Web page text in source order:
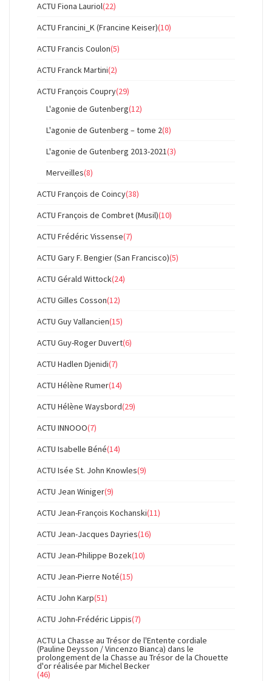
ACTU Fiona Lauriol(22)
ACTU Francini_K (Francine Keiser)(10)
ACTU Francis Coulon(5)
ACTU Franck Martini(2)
ACTU François Coupry(29)
L'agonie de Gutenberg(12)
L'agonie de Gutenberg – tome 2(8)
L'agonie de Gutenberg 2013-2021(3)
Merveilles(8)
ACTU François de Coincy(38)
ACTU François de Combret (Musil)(10)
ACTU Frédéric Vissense(7)
ACTU Gary F. Bengier (San Francisco)(5)
ACTU Gérald Wittock(24)
ACTU Gilles Cosson(12)
ACTU Guy Vallancien(15)
ACTU Guy-Roger Duvert(6)
ACTU Hadlen Djenidi(7)
ACTU Hélène Rumer(14)
ACTU Hélène Waysbord(29)
ACTU INNOOO(7)
ACTU Isabelle Béné(14)
ACTU Isée St. John Knowles(9)
ACTU Jean Winiger(9)
ACTU Jean-François Kochanski(11)
ACTU Jean-Jacques Dayries(16)
ACTU Jean-Philippe Bozek(10)
ACTU Jean-Pierre Noté(15)
ACTU John Karp(51)
ACTU John-Frédéric Lippis(7)
ACTU La Chasse au Trésor de l'Entente cordiale
(Pauline Deysson / Vincenzo Bianca) dans le
prolongement de la Chasse au Trésor de la Chouette
d'or réalisée par Michel Becker
(46)